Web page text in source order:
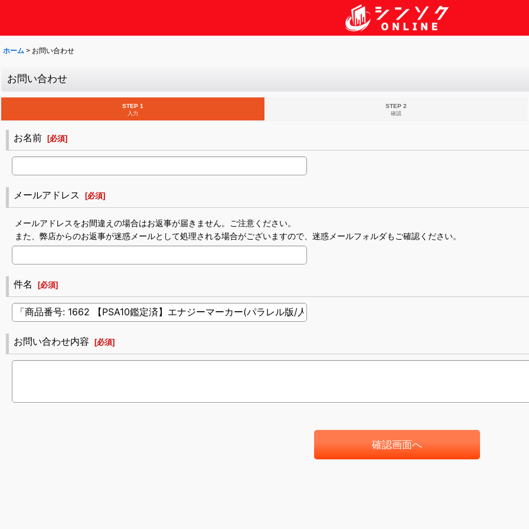
ホーム > お問い合わせ
お問い合わせ
STEP 1
入力
STEP 2
確認
お名前 [必須]
メールアドレス [必須]
メールアドレスをお間違えの場合はお返事が届きません。ご注意ください。
また、弊店からのお返事が迷惑メールとして処理される場合がございますので、迷惑メールフォルダもご確認ください。
件名 [必須]
お問い合わせ内容 [必須]
確認画面へ